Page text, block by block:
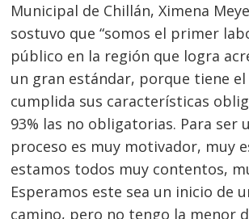
Municipal de Chillán, Ximena
sostuvo que “somos el primer
público en la región que logra
un gran estándar, porque tiene el
cumplida sus características
93% las no obligatorias. Para ser
proceso es muy motivador, muy
estamos todos muy contentos,
Esperamos este sea un inicio de
camino, pero no tengo la menor